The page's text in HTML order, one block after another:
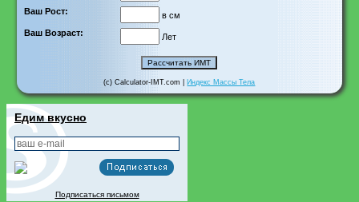
Ваш Рост:
в см
Ваш Возраст:
Лет
(c) Calculator-IMT.com | Индекс Массы Тела
Едим вкусно
Подписаться письмом